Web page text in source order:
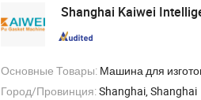
Shanghai Kaiwei
Основные Товары: Машина для изготовления прокладок из ПУ пены , машина для прокладок , машина для вспенивания , машина для пены , машина для
Город/Провинция:Shanghai, Shanghai